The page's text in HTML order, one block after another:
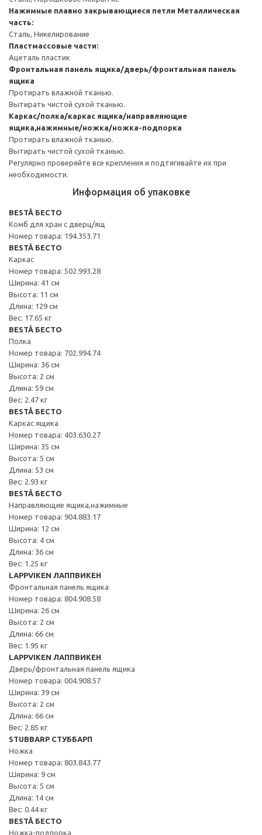
Нажимные плавно закрывающиеся петли Металлическая
часть:
Сталь, Никелирование
Пластмассовые части:
Ацеталь пластик
Фронтальная панель ящика/дверь/фронтальная панель
ящика
Протирать влажной тканью.
Вытирать чистой сухой тканью.
Каркас/полка/каркас ящика/направляющие
ящика,нажимные/ножка/ножка-подпорка
Протирать влажной тканью.
Вытирать чистой сухой тканью.
Регулярно проверяйте все крепления и подтягивайте их при
необходимости.
Информация об упаковке
BESTÅ БЕСТО
Комб для хран с дверц/ящ
Номер товара: 194.353.71
BESTÅ БЕСТО
Каркас
Номер товара: 502.993.28
Ширина: 41 см
Высота: 11 см
Длина: 129 см
Вес: 17.65 кг
BESTÅ БЕСТО
Полка
Номер товара: 702.994.74
Ширина: 36 см
Высота: 2 см
Длина: 59 см
Вес: 2.47 кг
BESTÅ БЕСТО
Каркас ящика
Номер товара: 403.630.27
Ширина: 35 см
Высота: 5 см
Длина: 53 см
Вес: 2.93 кг
BESTÅ БЕСТО
Направляющие ящика,нажимные
Номер товара: 904.883.17
Ширина: 12 см
Высота: 4 см
Длина: 36 см
Вес: 1.25 кг
LAPPVIKEN ЛАППВИКЕН
Фронтальная панель ящика
Номер товара: 804.908.58
Ширина: 26 см
Высота: 2 см
Длина: 66 см
Вес: 1.95 кг
LAPPVIKEN ЛАППВИКЕН
Дверь/фронтальная панель ящика
Номер товара: 004.908.57
Ширина: 39 см
Высота: 2 см
Длина: 66 см
Вес: 2.85 кг
STUBBARP СТУББАРП
Ножка
Номер товара: 803.843.77
Ширина: 9 см
Высота: 5 см
Длина: 14 см
Вес: 0.44 кг
BESTÅ БЕСТО
Ножка-подпорка